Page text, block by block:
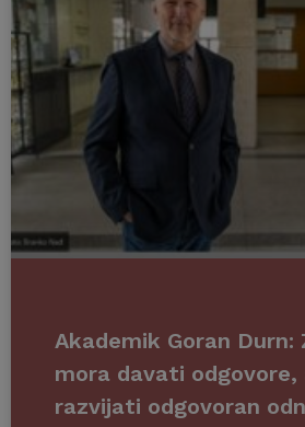
Akademik Goran Durn:
mora davati odgovore,
razvijati odgovoran